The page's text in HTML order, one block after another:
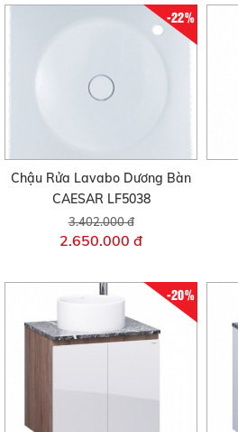
-22%
Chậu Rửa Lavabo Dương Bàn
CAESAR LF5038
3.402.000 đ
2.650.000 đ
-20%